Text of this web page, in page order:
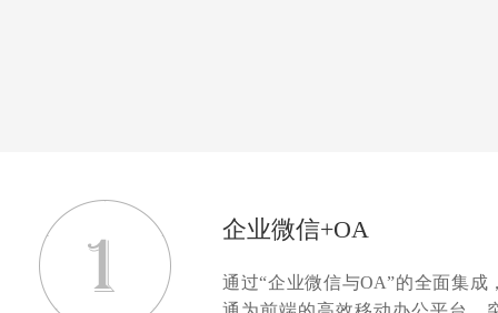
企业微信+OA
通过“企业微信与OA”的全面集成